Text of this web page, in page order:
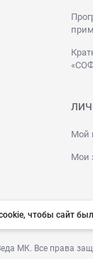
Мой
Мои
МК. Все права
чтобы сайт